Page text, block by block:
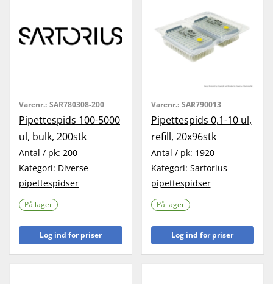
Varenr.: SAR780308-200
Pipettespids 100-5000
ul, bulk, 200stk
Antal / pk: 200
Kategori: Diverse
pipettespidser
På lager
Log ind for priser
Varenr.: SAR790013
Pipettespids 0,1-10 ul,
refill, 20x96stk
Antal / pk: 1920
Kategori: Sartorius
pipettespidser
På lager
Log ind for priser